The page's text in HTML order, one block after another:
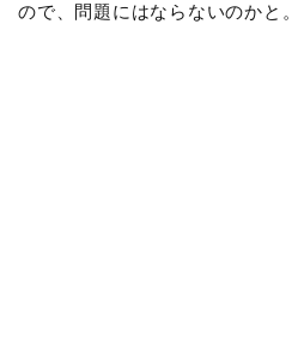
ので、問題にはならないのかと。